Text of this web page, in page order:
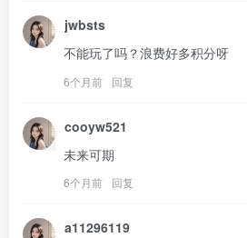
jwbsts
不能玩了吗？浪费好多积分呀
6个月前 回复
cooyw521
未来可期
6个月前 回复
a11296119